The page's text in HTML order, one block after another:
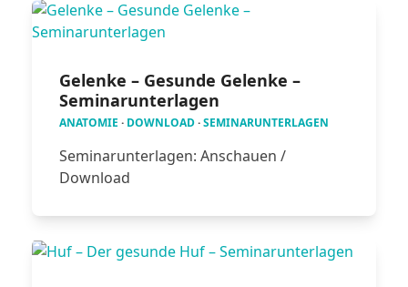
Gelenke – Gesunde Gelenke –
Seminarunterlagen
ANATOMIE · DOWNLOAD·SEMINARUNTERLAGEN
Seminarunterlagen: Anschauen /
Download